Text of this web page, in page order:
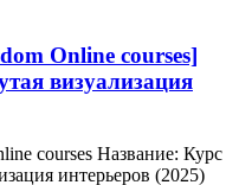
Online courses]
визуализация
courses Название: Курс
интерьеров (2025)